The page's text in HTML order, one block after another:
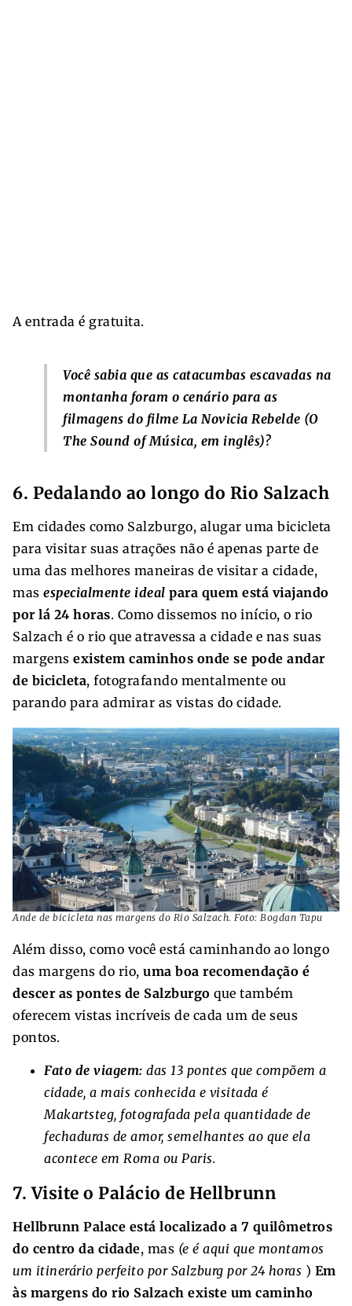
A entrada é gratuita.
Você sabia que as catacumbas escavadas na
montanha foram o cenário para as
filmagens do filme La Novicia Rebelde (O
The Sound of Música, em inglês)?
6. Pedalando ao longo do Rio Salzach
Em cidades como Salzburgo, alugar uma bicicleta
para visitar suas atrações não é apenas parte de
uma das melhores maneiras de visitar a cidade,
mas especialmente ideal para quem está viajando
por lá 24 horas. Como dissemos no início, o rio
Salzach é o rio que atravessa a cidade e nas suas
margens existem caminhos onde se pode andar
de bicicleta, fotografando mentalmente ou
parando para admirar as vistas do cidade.
Ande de bicicleta nas margens do Rio Salzach. Foto: Bogdan Tapu
Além disso, como você está caminhando ao longo
das margens do rio, uma boa recomendação é
descer as pontes de Salzburgo que também
oferecem vistas incríveis de cada um de seus
pontos.
Fato de viagem: das 13 pontes que compõem a
cidade, a mais conhecida e visitada é
Makartsteg, fotografada pela quantidade de
fechaduras de amor, semelhantes ao que ela
acontece em Roma ou Paris.
7. Visite o Palácio de Hellbrunn
Hellbrunn Palace está localizado a 7 quilômetros
do centro da cidade, mas (e é aqui que montamos
um itinerário perfeito por Salzburg por 24 horas ) Em
às margens do rio Salzach existe um caminho